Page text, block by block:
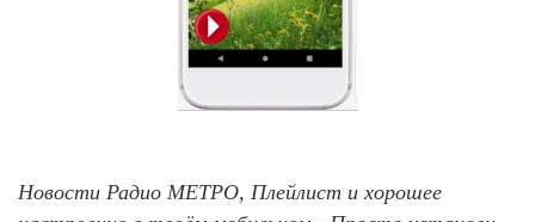
Новости Радио МЕТРО, Плейлист и хорошее